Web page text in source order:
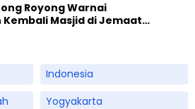
Royong Warnai
Masjid di Jemaat
Indonesia
Yogyakarta